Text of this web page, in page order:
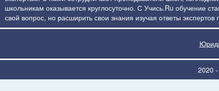
школьникам оказывается круглосуточно. С Учись.Ru обучение
свой вопрос, но расширить свои знания изучая ответы
2020